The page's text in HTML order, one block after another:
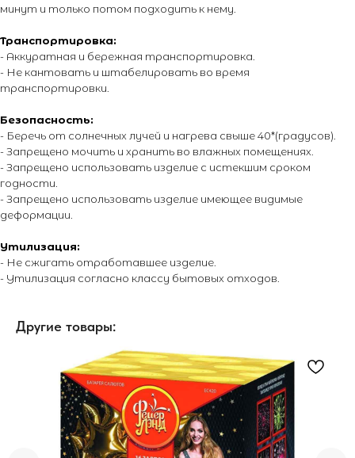
минут и только потом подходить к нему.
Транспортировка:
- Аккуратная и бережная транспортировка.
- Не кантовать и штабелировать во время
транспортировки.
Безопасность:
- Беречь от солнечных лучей и нагрева свыше 40*(градусов).
- Запрещено мочить и хранить во влажных помещениях.
- Запрещено использовать изделие с истекшим сроком
годности.
- Запрещено использовать изделие имеющее видимые
деформации.
Утилизация:
- Не сжигать отработавшее изделие.
- Утилизация согласно классу бытовых отходов.
Другие товары:
© 2014 - 2026 PIROMANIAC.COM | Интернет-магазин
пиротехники. Продажа пиротехнической продукции осуществляется
что вся информация, размещенная на настоящем интернет-сайте,
носит исключительно информационный характер и ни при каких
условиях не являются публичной офертой, определяемой
положениями Статьи 437 Гражданского кодекса Российской
Федерации. Для получения точной информации о стоимости
товаров и услуг, пожалуйста, обращайтесь к менеджерам
компании. Подробнее на отдельной
Оставить отзыв